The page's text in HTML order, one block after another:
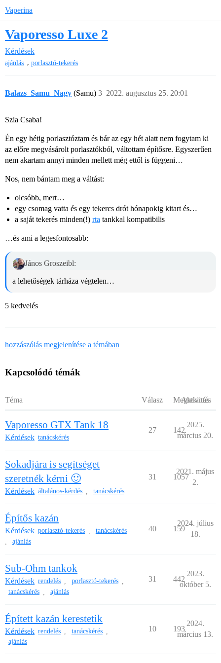
Vaperina
Vaporesso Luxe 2
Kérdések
ajánlás , porlasztó-tekerés
Balazs_Samu_Nagy (Samu) 2022. augusztus 25. 20:01
3
Szia Csaba!
Én egy hétig porlasztóztam és bár az egy hét alatt nem fogytam ki
az előre megvásárolt porlasztókból, váltottam építősre. Egyszerűen
nem akartam annyi minden mellett még ettől is függeni…
Nos, nem bántam meg a váltást:
olcsóbb, mert…
egy csomag vatta és egy tekercs drót hónapokig kitart és…
a saját tekerés minden(!) rta tankkal kompatibilis
…és ami a legesfontosabb:
János Groszeibl:
a lehetőségek tárháza végtelen…
5 kedvelés
hozzászólás megjelenítése a témában
Kapcsolódó témák
Téma Válasz Megtekintés
Aktivitás
Vaporesso GTX Tank 18
Kérdések tanácskérés
27 142
2025.
március 20.
Sokadjára is segítséget
szeretnék kérni 🙂
Kérdések általános-kérdés tanácskérés
31 1057
2021. május
2.
Építős kazán
Kérdések porlasztó-tekerés
tanácskérés
ajánlás
40 159
2024. július
18.
Sub-Ohm tankok
Kérdések rendelés porlasztó-tekerés
tanácskérés
ajánlás
31 442
2023.
október 5.
Épített kazán kerestetik
Kérdések rendelés tanácskérés
ajánlás
10 193
2024.
március 13.